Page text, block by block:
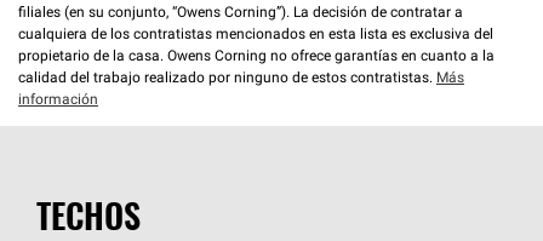
filiales (en su conjunto, “Owens Corning”). La decisión de contratar a
cualquiera de los contratistas mencionados en esta lista es exclusiva del
propietario de la casa. Owens Corning no ofrece garantías en cuanto a la
calidad del trabajo realizado por ninguno de estos contratistas. Más
información
TECHOS